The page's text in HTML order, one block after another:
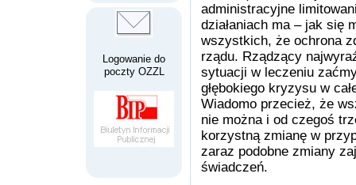
Logowanie do
poczty OZZL
administracyjne
działaniach ma – jak się
wszystkich, że ochrona
rządu. Rządzący
sytuacji w leczeniu
głębokiego kryzysu w
Wiadomo przecież, że
nie można i od czegoś
korzystną zmianę w
zaraz podobne zmiany
świadczeń.